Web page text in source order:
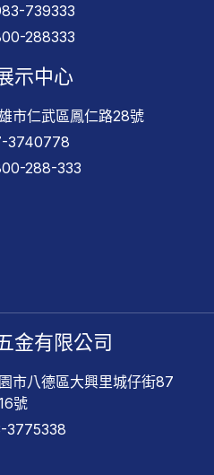
739333
288333
示中心
市仁武區鳳仁路28號
3740778
288-333
金有限公司
市八德區大興里城仔街87
號
3775338